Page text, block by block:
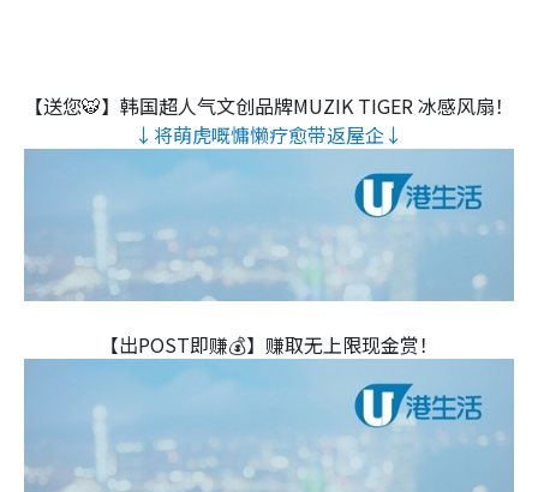
【送您🐯】韩国超人气文创品牌MUZIK TIGER 冰感风扇！
↓将萌虎嘅慵懒疗愈带返屋企↓
【出POST即赚💰】赚取无上限现金赏！